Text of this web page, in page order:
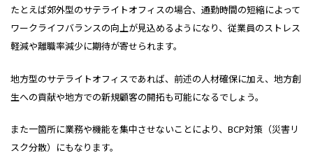
たとえば郊外型のサテライトオフィスの場合、通勤時間の短縮によって
ワークライフバランスの向上が見込めるようになり、従業員のストレス
軽減や離職率減少に期待が寄せられます。
地方型のサテライトオフィスであれば、前述の人材確保に加え、地方創
生への貢献や地方での新規顧客の開拓も可能になるでしょう。
また一箇所に業務や機能を集中させないことにより、BCP対策（災害リ
スク分散）にもなります。